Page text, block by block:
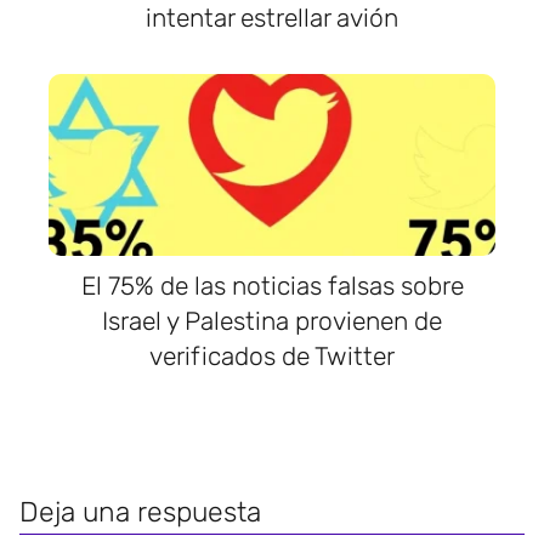
intentar estrellar avión
El 75% de las noticias falsas sobre
Israel y Palestina provienen de
verificados de Twitter
Deja una respuesta